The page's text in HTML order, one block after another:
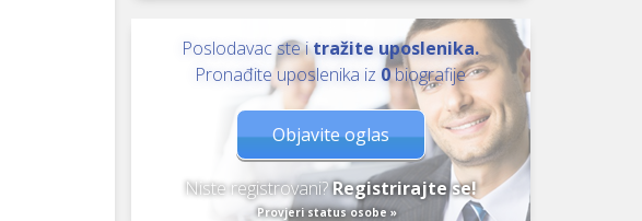
Poslodavac ste itražite uposlenika.
Pronađite uposlenika iz 0biografije
Objavite oglas
Niste registrovani?Registrirajte se!
Provjeri status osobe »